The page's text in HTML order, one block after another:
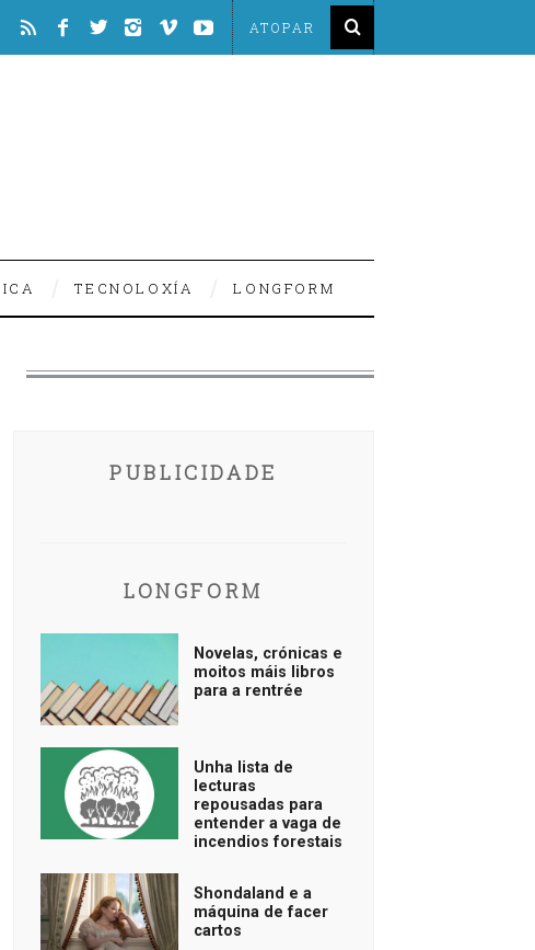
TECNOLOXÍA LONGFORM
PUBLICIDADE
LONGFORM
Novelas, crónicas e
moitos máis libros
para a rentrée
Unha lista de
lecturas
repousadas para
entender a vaga de
incendios forestais
Shondaland e a
máquina de facer
cartos